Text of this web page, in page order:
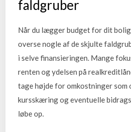
faldgruber
Når du lægger budget for dit
overse nogle af de skjulte
i selve finansieringen. Mange
renten og ydelsen på
tage højde for omkostninger som
kursskæring og eventuelle
løbe op.